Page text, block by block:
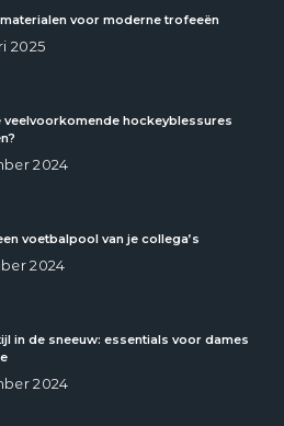
voor moderne trofeeën
2025
veelvoorkomende hockeyblessures
2024
voetbalpool van je collega’s
2024
in de sneeuw: essentials voor dames
2024